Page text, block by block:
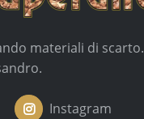
materiali di scarto.
Instagram